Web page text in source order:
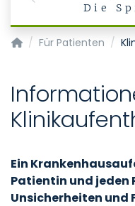
Die
Klinik für Orthopädie,
Für Patienten
Ein
Patientin und jeden
Unsicherheiten und